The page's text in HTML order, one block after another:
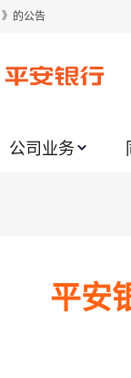
的公告
知
的公告
公司业务
平安